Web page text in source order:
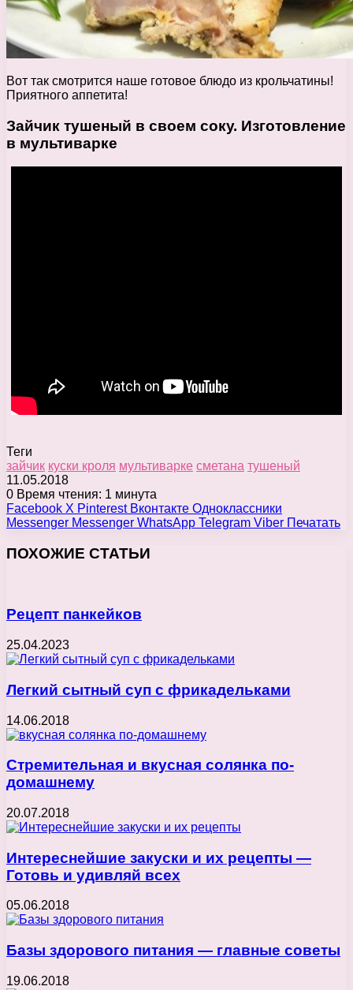
Вот так смотрится наше готовое блюдо из крольчатины!
Приятного аппетита!
Зайчик тушеный в своем соку. Изготовление
в мультиварке
Теги
зайчик куски кроля мультиварке сметана тушеный
11.05.2018
0 Время чтения: 1 минута
Facebook X Pinterest Вконтакте Одноклассники
Messenger Messenger WhatsApp Telegram Viber Печатать
ПОХОЖИЕ СТАТЬИ
Рецепт панкейков
25.04.2023
Легкий сытный суп с фрикадельками
14.06.2018
Стремительная и вкусная солянка по-
домашнему
20.07.2018
Интереснейшие закуски и их рецепты —
Готовь и удивляй всех
05.06.2018
Базы здорового питания — главные советы
19.06.2018